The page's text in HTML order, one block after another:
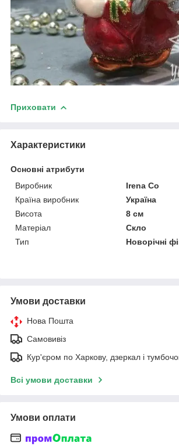
Приховати
Характеристики
Основні атрибути
Виробник
Irena Co
Країна виробник
Україна
Висота
8 см
Матеріал
Скло
Тип
Новорічні
Умови доставки
Нова Пошта
Самовивіз
Кур'єром по Харкову, дзеркал і
Всі умови доставки
Умови оплати